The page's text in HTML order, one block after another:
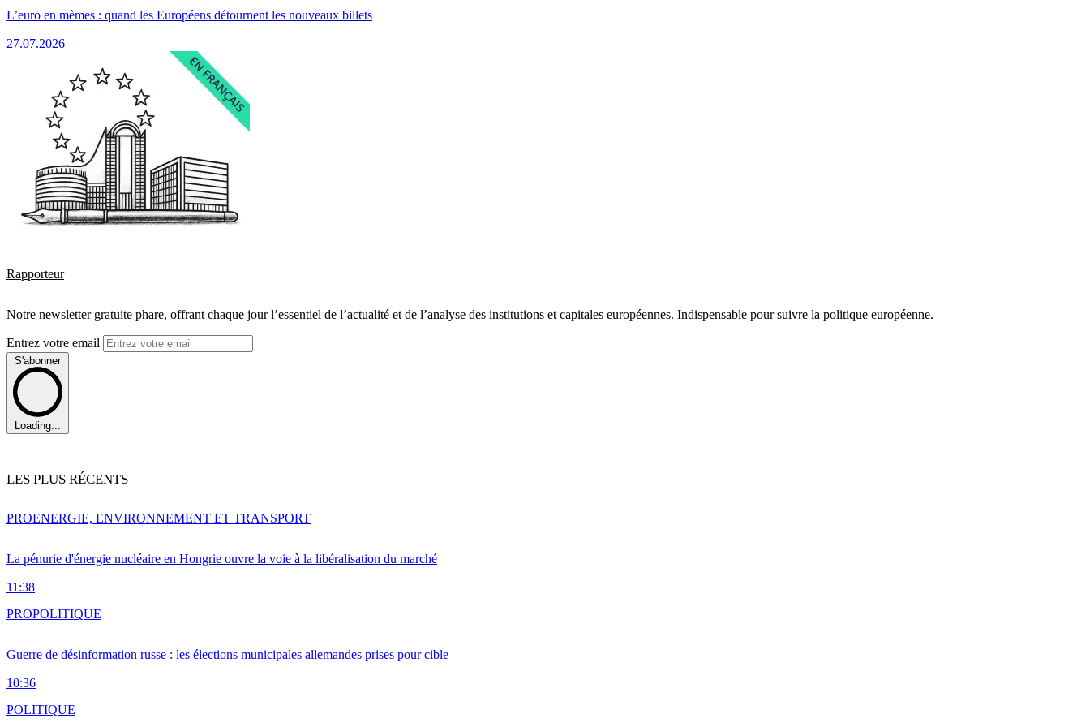
L’euro en mèmes : quand les Européens détournent les nouveaux billets
27.07.2026
Rapporteur
Notre newsletter gratuite phare, offrant chaque jour l’essentiel de l’actualité et de l’analyse des institutions et capitales européennes. Indispensable pour suivre la politique européenne.
Entrez votre email
S'abonner
Loading...
LES PLUS RÉCENTS
La pénurie d'énergie nucléaire en Hongrie ouvre la voie à la libéralisation du marché
11:38
PROENERGIE, ENVIRONNEMENT ET TRANSPORT
Guerre de désinformation russe : les élections municipales allemandes prises pour cible
10:36
PROPOLITIQUE
POLITIQUE